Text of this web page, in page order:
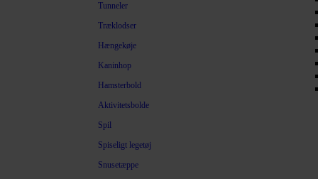
Tunneler
Træklodser
Hængekøje
Kaninhop
Hamsterbold
Aktivitetsbolde
Spil
Spiseligt legetøj
Snusetæppe